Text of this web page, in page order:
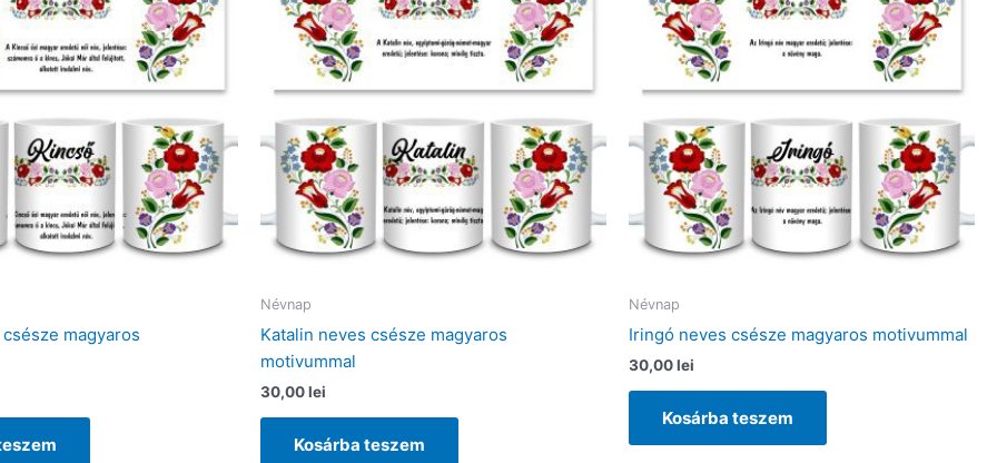
magyaros
Névnap
Katalin neves csésze magyaros
motivummal
30,00lei
Kosárba teszem
Névnap
Iringó neves csésze magyaros motivummal
30,00lei
Kosárba teszem